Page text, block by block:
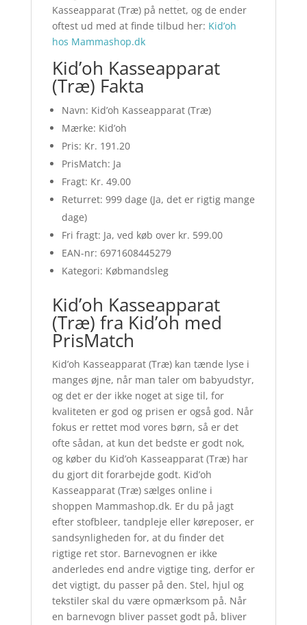
Kasseapparat (Træ) på nettet, og de ender
oftest ud med at finde tilbud her: Kid’oh
hos Mammashop.dk
Kid’oh Kasseapparat
(Træ) Fakta
Navn: Kid’oh Kasseapparat (Træ)
Mærke: Kid’oh
Pris: Kr. 191.20
PrisMatch: Ja
Fragt: Kr. 49.00
Returret: 999 dage (Ja, det er rigtig mange
dage)
Fri fragt: Ja, ved køb over kr. 599.00
EAN-nr: 6971608445279
Kategori: Købmandsleg
Kid’oh Kasseapparat
(Træ) fra Kid’oh med
PrisMatch
Kid’oh Kasseapparat (Træ) kan tænde lyse i
manges øjne, når man taler om babyudstyr,
og det er der ikke noget at sige til, for
kvaliteten er god og prisen er også god. Når
fokus er rettet mod vores børn, så er det
ofte sådan, at kun det bedste er godt nok,
og køber du Kid’oh Kasseapparat (Træ) har
du gjort dit forarbejde godt. Kid’oh
Kasseapparat (Træ) sælges online i
shoppen Mammashop.dk. Er du på jagt
efter stofbleer, tandpleje eller køreposer, er
sandsynligheden for, at du finder det
rigtige ret stor. Barnevognen er ikke
anderledes end andre vigtige ting, derfor er
det vigtigt, du passer på den. Stel, hjul og
tekstiler skal du være opmærksom på. Når
en barnevogn bliver passet godt på, bliver